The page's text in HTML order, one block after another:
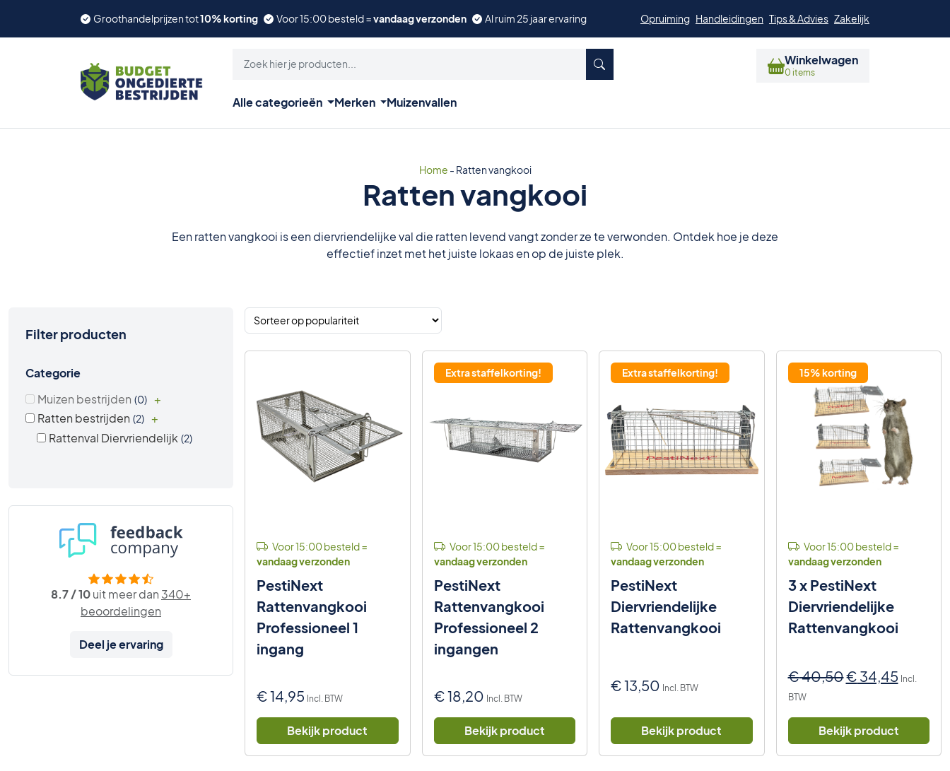
Groothandelprijzen tot10% korting Voor 15:00 besteld =vandaag verzonden Al ruim 25 jaar ervaring Opruiming Handleidingen Tips & Advies Zakelijk
Winkelwagen
0 items
Alle categorieën Merken Muizenvallen
Home - Ratten vangkooi
Ratten vangkooi
Een ratten vangkooi is een diervriendelijke val die ratten levend vangt zonder ze te verwonden. Ontdek hoe je deze
effectief inzet met het juiste lokaas en op de juiste plek.
Filter producten
Categorie
Muizen bestrijden
+
0
Ratten bestrijden +
2
Rattenval Diervriendelijk 2
8.7 / 10uit meer dan 340+
beoordelingen
Deel je ervaring
Voor 15:00 besteld =
vandaag verzonden
PestiNext
Rattenvangkooi
Professioneel 1
ingang
€14,95 Incl. BTW
Bekijk product
Extra staffelkorting!
Voor 15:00 besteld =
vandaag verzonden
PestiNext
Rattenvangkooi
Professioneel 2
ingangen
€18,20 Incl. BTW
Bekijk product
Extra staffelkorting!
Voor 15:00 besteld =
vandaag verzonden
PestiNext
Diervriendelijke
Rattenvangkooi
€13,50 Incl. BTW
Bekijk product
15% korting
Voor 15:00 besteld =
vandaag verzonden
3 x PestiNext
Diervriendelijke
Rattenvangkooi
€40,50
€ 40,50.
€ 34,45Huidige
€
Incl.
BTW
Bekijk product